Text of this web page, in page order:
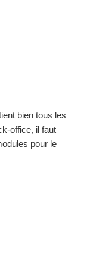
bien tous les
office, il faut
pour le